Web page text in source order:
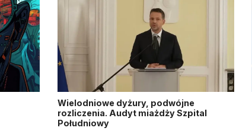
Wielodniowe dyżury, podwójne
rozliczenia. Audyt miażdży Szpital
Południowy